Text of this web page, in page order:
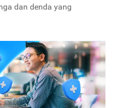
dan denda yang